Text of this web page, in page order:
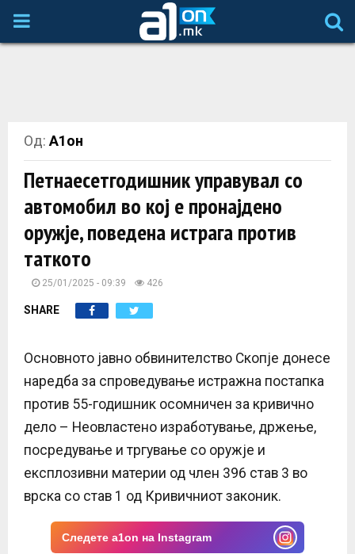
P
M
A
R
M
N
U
Од: А1он
Петнаесетгодишник управувал со
автомобил во кој е пронајдено
оружје, поведена истрага против
таткото
25/01/2025 - 09:39 426
SHARE
Основното јавно обвинителство Скопје донесе
наредба за спроведување истражна постапка
против 55-годишник осомничен за кривично
дело – Неовластено изработување, држење,
посредување и тргување со оружје и
експлозивни материи од член 396 став 3 во
врска со став 1 од Кривичниот законик.
Следете a1on на Instagram